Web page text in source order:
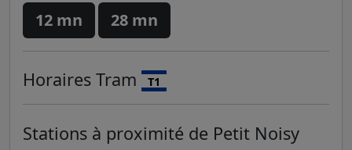
12 mn 28 mn
Horaires Tram T1
Stations à proximité de Petit Noisy